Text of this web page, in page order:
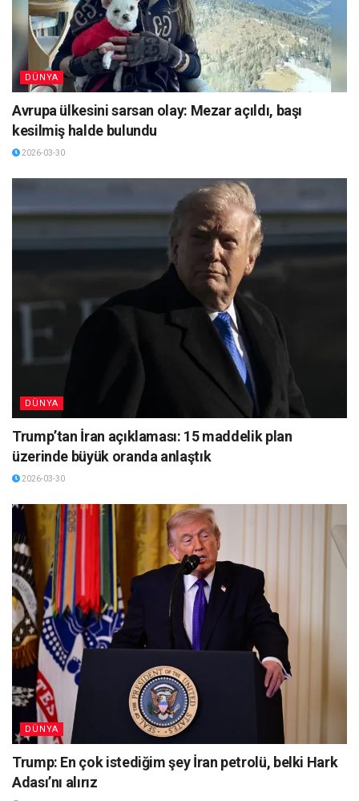
DÜNYA
Avrupa ülkesini sarsan olay: Mezar açıldı, başı
kesilmiş halde bulundu
2026-03-30
DÜNYA
Trump’tan İran açıklaması: 15 maddelik plan
üzerinde büyük oranda anlaştık
2026-03-30
DÜNYA
Trump: En çok istediğim şey İran petrolü, belki Hark
Adası’nı alırız